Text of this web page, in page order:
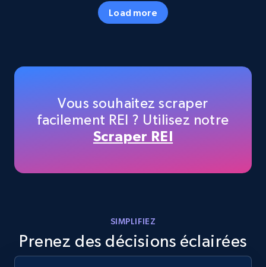
5.7K+ Commencer
Title, Seller name, Brand, Description, Initial
price, Currency, Availability, Reviews count, and
more.
Title, Seller name, Brand, Description, Initial
price, Currency, Availability, Reviews count, and
Load more
Vous souhaitez scraper
facilement REI ? Utilisez notre
Scraper REI
SIMPLIFIEZ
Prenez des décisions éclairées